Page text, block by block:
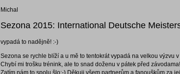
Michal
Sezona 2015: International Deutsche
vypadá to nadějně! :-)
Sezona se rychle blíží a u mě to tentokrát vypadá na velkou výzvu
Chybí mi trošku trénink, ale to snad doženu v pátek před
Zatím nám to spolu šlo:-) Děkuji všem partnerům a fanouškům za